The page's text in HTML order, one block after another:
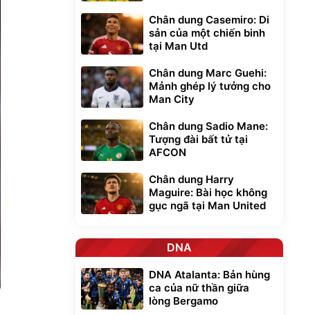
Chân dung Casemiro: Di
sản của một chiến binh
tại Man Utd
Chân dung Marc Guehi:
Mảnh ghép lý tưởng cho
Man City
Chân dung Sadio Mane:
Tượng đài bất tử tại
AFCON
Chân dung Harry
Maguire: Bài học không
gục ngã tại Man United
DNA
DNA Atalanta: Bản hùng
ca của nữ thần giữa
lòng Bergamo